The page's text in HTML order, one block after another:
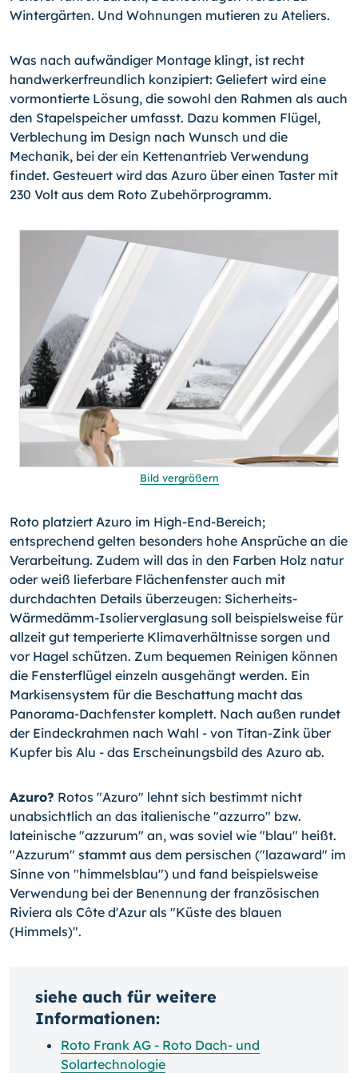
Wintergärten. Und Wohnungen mutieren zu Ateliers.
Was nach aufwändiger Montage klingt, ist recht
handwerkerfreundlich konzipiert: Geliefert wird eine
vormontierte Lösung, die sowohl den Rahmen als auch
den Stapelspeicher umfasst. Dazu kommen Flügel,
Verblechung im Design nach Wunsch und die
Mechanik, bei der ein Kettenantrieb Verwendung
findet. Gesteuert wird das Azuro über einen Taster mit
230 Volt aus dem Roto Zubehörprogramm.
Bild vergrößern
Roto platziert Azuro im High-End-Bereich;
entsprechend gelten besonders hohe Ansprüche an die
Verarbeitung. Zudem will das in den Farben Holz natur
oder weiß lieferbare Flächenfenster auch mit
durchdachten Details überzeugen: Sicherheits-
Wärmedämm-Isolierverglasung soll beispielsweise für
allzeit gut temperierte Klimaverhältnisse sorgen und
vor Hagel schützen. Zum bequemen Reinigen können
die Fensterflügel einzeln ausgehängt werden. Ein
Markisensystem für die Beschattung macht das
Panorama-Dachfenster komplett. Nach außen rundet
der Eindeckrahmen nach Wahl - von Titan-Zink über
Kupfer bis Alu - das Erscheinungsbild des Azuro ab.
Azuro? Rotos "Azuro" lehnt sich bestimmt nicht
unabsichtlich an das italienische "azzurro" bzw.
lateinische "azzurum" an, was soviel wie "blau" heißt.
"Azzurum" stammt aus dem persischen ("lazaward" im
Sinne von "himmelsblau") und fand beispielsweise
Verwendung bei der Benennung der französischen
Riviera als Côte d'Azur als "Küste des blauen
(Himmels)".
siehe auch für weitere
Informationen:
Roto Frank AG - Roto Dach- und
Solartechnologie